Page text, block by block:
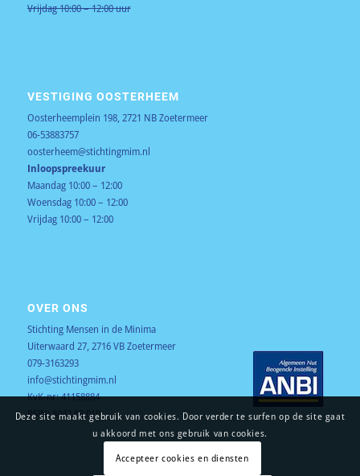
Vrijdag 10:00 – 12:00 uur
VESTIGING OOSTERHEEM
Oosterheemplein 198, 2721 NB Zoetermeer
06-53883757
oosterheem@stichtingmim.nl
Inloopspreekuur
Maandag 10:00 – 12:00
Woensdag 10:00 – 12:00
Vrijdag 10:00 – 12:00
OVER ONS
Stichting Mensen in de Minima
Uiterwaard 27, 2716 VB Zoetermeer
079-3163293
info@stichtingmim.nl
KvK-nr: 41158884
RSIN: 8042.62.019
Deze site maakt gebruik van cookies. Door verder te surfen op de site gaat
u akkoord met ons gebruik van cookies.
Accepteer cookies en diensten